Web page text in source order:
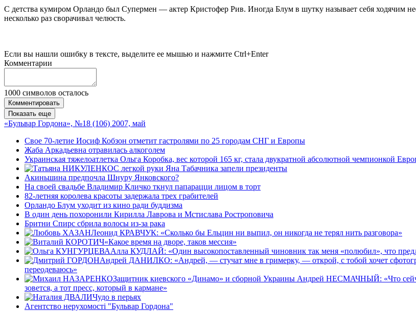
С детства кумиром Орландо был Супермен — актер Кристофер Рив. Иногда Блум в шутку называет себя ходячим
несколько раз сворачивал челюсть.
Если вы нашли ошибку в тексте, выделите ее мышью и нажмите Ctrl+Enter
Комментарии
1000 символов осталось
Комментировать
Показать еще
«Бульвар Гордона», №18 (106) 2007, май
Свое 70-летие Иосиф Кобзон отметит гастролями по 25 городам СНГ и Европы
Жаба Аркадьевна отравилась алкоголем
Украинская тяжелоатлетка Ольга Коробка, вес которой 165 кг, стала двукратной абсолютной чемпионкой
С легкой руки Яна Табачника запели президенты
Акиньшина предпочла Шнуру Янковского?
На своей свадьбе Владимир Кличко ткнул папарацци лицом в торт
82-летняя королева красоты задержала трех грабителей
Орландо Блум уходит из кино ради буддизма
В один день похоронили Кирилла Лаврова и Мстислава Ростроповича
Бритни Спирс сбрила волосы из-за рака
Леонид КРАВЧУК: «Сколько бы Ельцин ни выпил, он никогда не терял нить разговора»
«Какое время на дворе, таков мессия»
Алла КУДЛАЙ: «Один высокопоставленный чиновник так меня «полюбил», что
Андрей ДАНИЛКО: «Андрей, — стучат мне в гримерку, — открой, с тобой хочет
переодеваюсь»
Защитник киевского «Динамо» и сборной Украины Андрей НЕСМАЧНЫЙ: «Что
зовется, а тот пресс, который в кармане»
Чудо в перьях
Агентство нерухомості "Бульвар Гордона"